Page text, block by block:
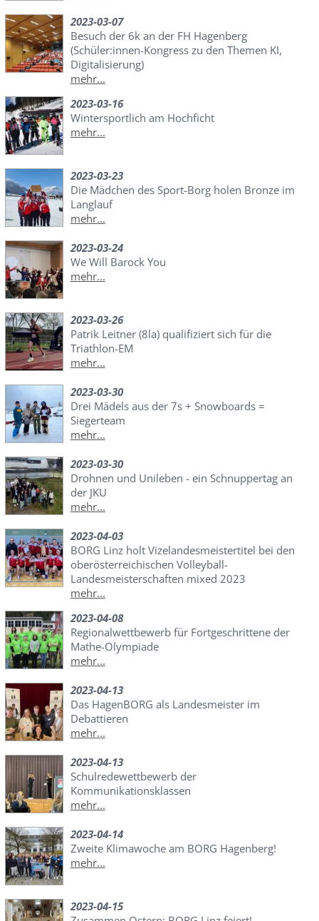
2023-03-07
Besuch der 6k an der FH Hagenberg
(Schüler:innen-Kongress zu den Themen KI,
Digitalisierung)
mehr...
2023-03-16
Wintersportlich am Hochficht
mehr...
2023-03-23
Die Mädchen des Sport-Borg holen Bronze im
Langlauf
mehr...
2023-03-24
We Will Barock You
mehr...
2023-03-26
Patrik Leitner (8la) qualifiziert sich für die
Triathlon-EM
mehr...
2023-03-30
Drei Mädels aus der 7s + Snowboards =
Siegerteam
mehr...
2023-03-30
Drohnen und Unileben - ein Schnuppertag an
der JKU
mehr...
2023-04-03
BORG Linz holt Vizelandesmeistertitel bei den
oberösterreichischen Volleyball-
Landesmeisterschaften mixed 2023
mehr...
2023-04-08
Regionalwettbewerb für Fortgeschrittene der
Mathe-Olympiade
mehr...
2023-04-13
Das HagenBORG als Landesmeister im
Debattieren
mehr...
2023-04-13
Schulredewettbewerb der
Kommunikationsklassen
mehr...
2023-04-14
Zweite Klimawoche am BORG Hagenberg!
mehr...
2023-04-15